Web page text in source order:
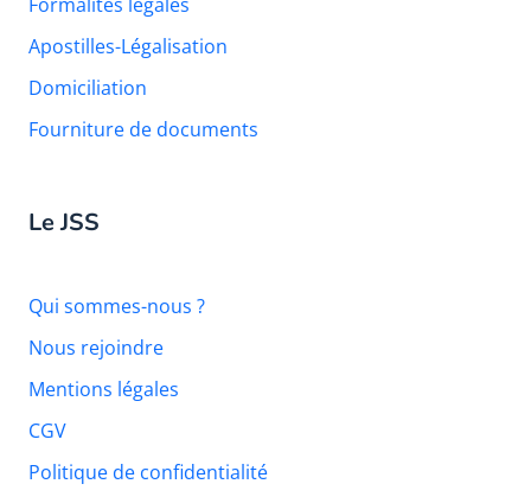
Apostilles-Légalisation
Domiciliation
Fourniture de documents
Le JSS
Qui sommes-nous ?
Nous rejoindre
Mentions légales
CGV
Politique de confidentialité